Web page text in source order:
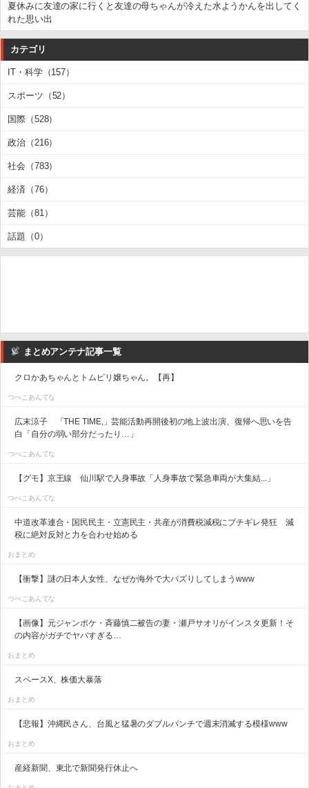
夏休みに友達の家に行くと友達の母ちゃんが冷えた水ようかんを出してく
れた思い出
カテゴリ
IT・科学（157）
スポーツ（52）
国際（528）
政治（216）
社会（783）
経済（76）
芸能（81）
話題（0）
まとめアンテナ記事一覧
クロかあちゃんとトムピリ嬢ちゃん。【再】
つべこあんてな
広末涼子 「THE TIME,」芸能活動再開後初の地上波出演、復帰へ思いを告
白「自分の弱い部分だったり…」
つべこあんてな
【グモ】京王線 仙川駅で人身事故「人身事故で緊急車両が大集結...」
つべこあんてな
中道改革連合・国民民主・立憲民主・共産が消費税減税にブチギレ発狂 減
税に絶対反対と力を合わせ始める
おまとめ
【衝撃】謎の日本人女性、なぜか海外で大バズりしてしまうwww
つべこあんてな
【画像】元ジャンポケ・斉藤慎二被告の妻・瀬戸サオリがインスタ更新！そ
の内容がガチでヤバすぎる…
おまとめ
スペースX、株価大暴落
おまとめ
【悲報】沖縄民さん、台風と猛暑のダブルパンチで週末消滅する模様www
おまとめ
産経新聞、東北で新聞発行休止へ